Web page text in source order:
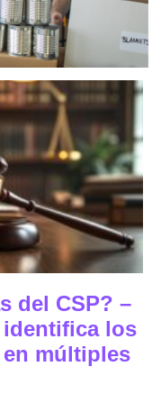
del CSP? –
los
múltiples